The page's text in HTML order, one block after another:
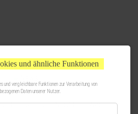
und ähnliche Funktionen
und vergleichbare Funktionen zur Verarbeitung von
Daten unserer Nutzer.